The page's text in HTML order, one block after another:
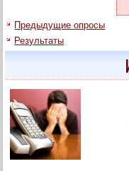
Предыдущие опросы
Результаты